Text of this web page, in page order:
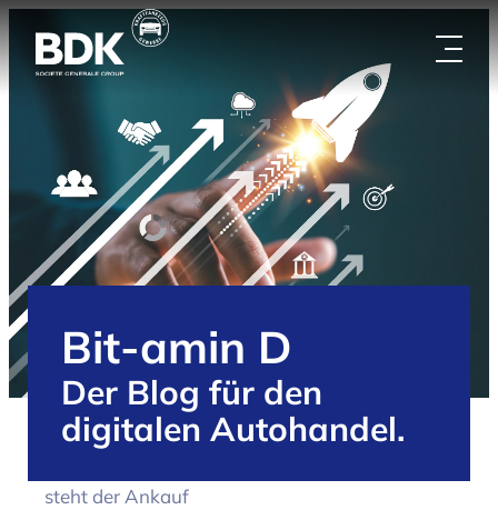
Zum
Inhalt
springen
Bit-amin D
Der Blog für den
digitalen Autohandel.
steht der Ankauf